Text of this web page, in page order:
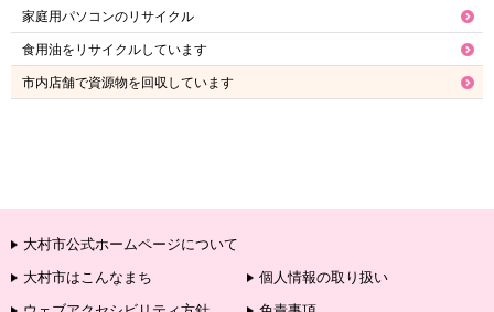
家庭用パソコンのリサイクル
食用油をリサイクルしています
市内店舗で資源物を回収しています
大村市公式ホームページについて
大村市はこんなまち
個人情報の取り扱い